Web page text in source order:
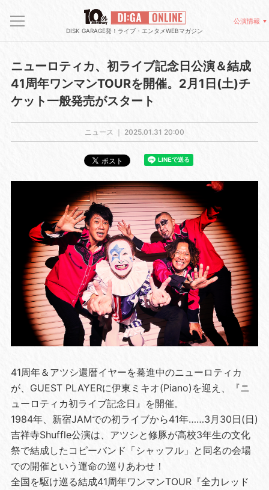
DISK GARAGE発！ライブ・エンタメWEBマガジン
公演情報
ニューロティカ、初ライブ記念日公演＆結成
41周年ワンマンTOURを開催。2月1日(土)チ
ケット一般発売がスタート
ニュース ｜ 2025.01.31 20:00
41周年＆アツシ還暦イヤーを驀進中のニューロティカ
が、GUEST PLAYERに伊東ミキオ(Piano)を迎え、『ニ
ューロティカ初ライブ記念日』を開催。
1984年、新宿JAMでの初ライブから41年……3月30日(日)
吉祥寺Shuffle公演は、アツシと修豚が高校3年生の文化
祭で結成したコピーバンド「シャッフル」と同名の会場
での開催という運命の巡りあわせ！
全国を駆け巡る結成41周年ワンマンTOUR『全力レッド